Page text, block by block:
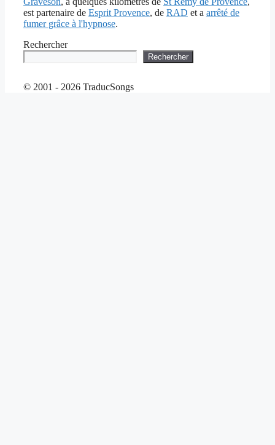
est partenaire de Esprit Provence, de RAD et a arrêté de
fumer grâce à l'hypnose.
Rechercher
Rechercher
© 2001 - 2026 TraducSongs